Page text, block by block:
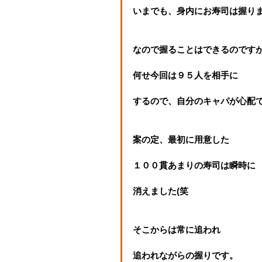
いまでも、身内にお寿司は握りま
なので握ることはできるのです
何せ今回は９５人を相手に
するので、自分のキャパが心配
案の定、最初に用意した
１００貫あまりの寿司は瞬時に
消えました(笑
そこからは常に追われ
追われながらの握りです。